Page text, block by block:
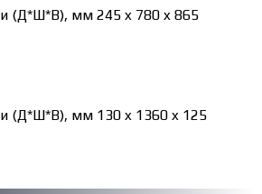
(Д*Ш*В), мм 245 x 780 x 865
(Д*Ш*В), мм 130 x 1360 x 125